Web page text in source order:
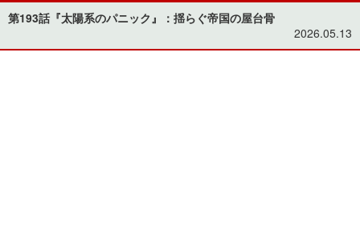
第193話『太陽系のパニック』：揺らぐ帝国の屋台骨
2026.05.13